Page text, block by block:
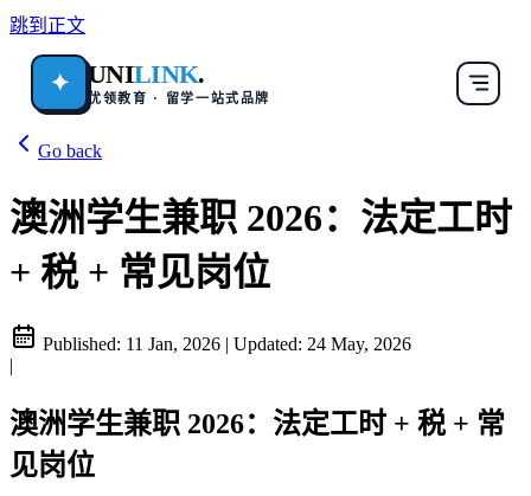
跳到正文
✦ UNILINK.
优领教育 · 留学一站式品牌
Go back
澳洲学生兼职 2026：法定工时
+ 税 + 常见岗位
Published: 11 Jan, 2026 | Updated: 24 May, 2026
|
澳洲学生兼职 2026：法定工时 + 税 + 常
见岗位